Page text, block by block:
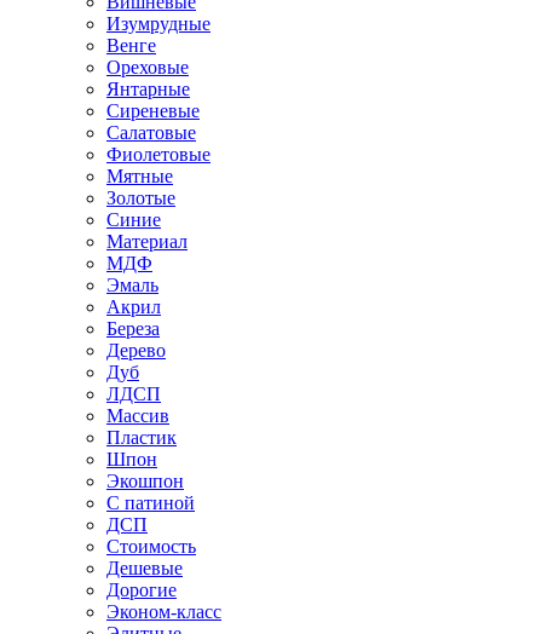
Изумрудные
Венге
Ореховые
Янтарные
Сиреневые
Салатовые
Фиолетовые
Мятные
Золотые
Синие
Материал
МДФ
Эмаль
Акрил
Береза
Дерево
Дуб
ЛДСП
Массив
Пластик
Шпон
Экошпон
С патиной
ДСП
Стоимость
Дешевые
Дорогие
Эконом-класс